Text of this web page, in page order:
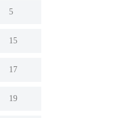
5
15
17
19